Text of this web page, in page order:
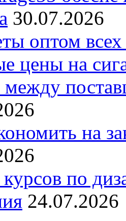
30.07.2026
оптом
цены на
на
по
24.07.2026